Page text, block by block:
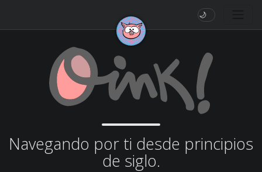
🌙
Navegando por ti desde principios
de siglo.